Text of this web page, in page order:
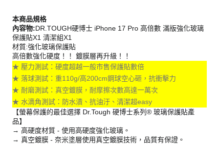
本商品規格
內容物:DR.TOUGH硬博士 iPhone 17 Pro 高倍數 滿版強化玻璃
保護貼X1 清潔組X1
材質:強化玻璃保護貼
高倍數強化硬度！！ 鍍膜層再升級！！
★ 壓力測試：硬度超越一般市售保護貼數倍
★ 落球測試：重110g/高200cm鋼球空心砸，抗衝擊力
★ 耐磨測試：真空鍍膜，耐摩擦次數高達一萬次
★ 水滴角測試：防水漬、抗油汙、清潔超easy
【螢幕保護的最佳選擇 Dr.Tough 硬博士系列® 玻璃保護貼產
品】
→ 高硬度材質 - 使用高硬度強化玻璃。
→ 真空鍍膜 - 奈米塗層使用真空鍍膜技術，品質有保證。